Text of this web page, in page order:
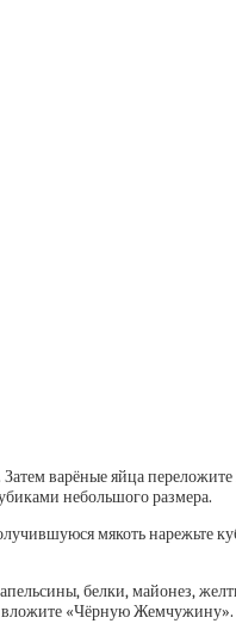
варёные яйца
небольшого размера.
мякоть нарежьте
белки, майонез,
вложите «Чёрную